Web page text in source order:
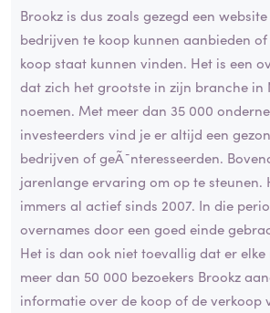
Brookz is dus zoals gezegd een
bedrijven te koop kunnen aanbieden
koop staat kunnen vinden. Het is een
dat zich het grootste in zijn branche in
noemen. Met meer dan 35 000
investeerders vind je er altijd een
bedrijven of geÃ¯nteresseerden.
jarenlange ervaring om op te steunen.
immers al actief sinds 2007. In die
overnames door een goed einde
Het is dan ook niet toevallig dat er
meer dan 50 000 bezoekers Brookz
informatie over de koop of de verkoop